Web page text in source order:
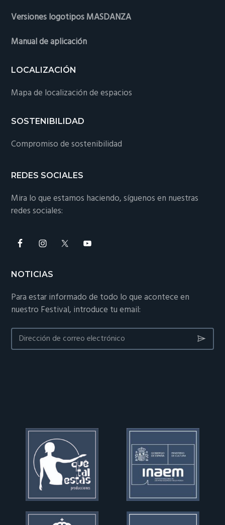
Versiones logotipos MASDANZA
Manual de aplicación
LOCALIZACIÓN
Mapa de localización de espacios
SOSTENIBILIDAD
Compromiso de sostenibilidad
REDES SOCIALES
Mira lo que estamos haciendo, síguenos en nuestras
redes sociales:
NOTICIAS
Para estar informado de todo lo que acontece en
nuestro Festival, introduce tu email: